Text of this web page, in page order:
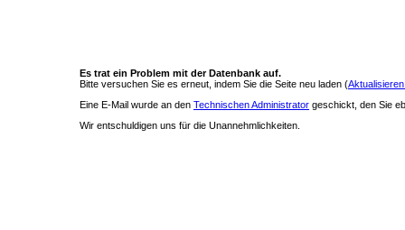
Es trat ein Problem mit der Datenbank auf.
Bitte versuchen Sie es erneut, indem Sie die Seite neu laden (
Eine E-Mail wurde an den Technischen Administrator geschickt, den Sie
Wir entschuldigen uns für die Unannehmlichkeiten.